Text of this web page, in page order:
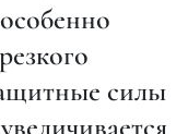
силы